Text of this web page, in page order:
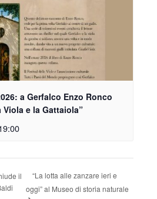
a Gerfalco Enzo Ronco
e la Gattaiola”
il
“La lotta alle zanzare ieri e
oggi” al Museo di storia naturale